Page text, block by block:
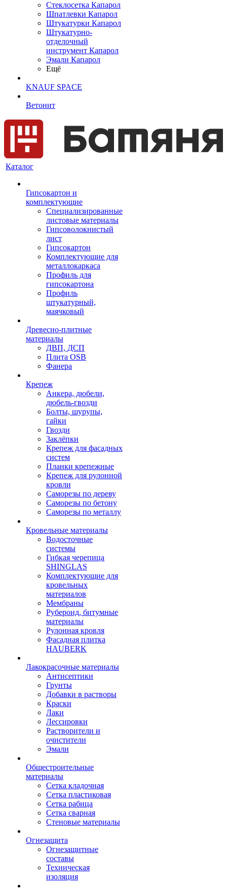
Cтеклосетка Капарол
Шпатлевки Капарол
Штукатурки Капарол
Штукатурно-
отделочный
инструмент Капарол
Эмали Капарол
Ещё
KNAUF SPACE
Ветонит
Каталог
Гипсокартон и
комплектующие
Специализированные
листовые материалы
Гипсоволокнистый
лист
Гипсокартон
Комплектующие для
металлокаркаса
Профиль для
гипсокартона
Профиль
штукатурный,
маячковый
Древесно-плитные
материалы
ДВП, ДСП
Плита OSB
Фанера
Крепеж
Анкера, дюбели,
дюбель-гвозди
Болты, шурупы,
гайки
Гвозди
Заклёпки
Крепеж для фасадных
систем
Планки крепежные
Крепеж для рулонной
кровли
Саморезы по дереву
Саморезы по бетону
Саморезы по металлу
Кровельные материалы
Водосточные
системы
Гибкая черепица
SHINGLAS
Комплектующие для
кровельных
материалов
Мембраны
Рубероид, битумные
материалы
Рулонная кровля
Фасадная плитка
HAUBERK
Лакокрасочные материалы
Антисептики
Грунты
Добавки в растворы
Краски
Лаки
Лессировки
Растворители и
очистители
Эмали
Общестроительные
материалы
Сетка кладочная
Сетка пластиковая
Сетка рабица
Сетка сварная
Стеновые материалы
Огнезащита
Огнезащитные
составы
Техническая
изоляция